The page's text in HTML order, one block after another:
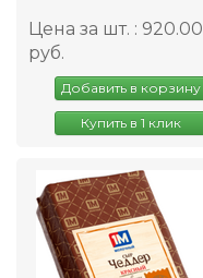
Цена за шт. : 920.00
руб.
Добавить в корзину
Купить в 1 клик